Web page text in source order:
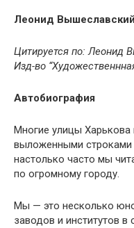
Леонид Вышеславский
Цитируется по: Леонид
Изд-во
Автобиография
Многие улицы
выложенными строками
настолько часто мы
по огромному городу.
Мы — это несколько
заводов и институтов